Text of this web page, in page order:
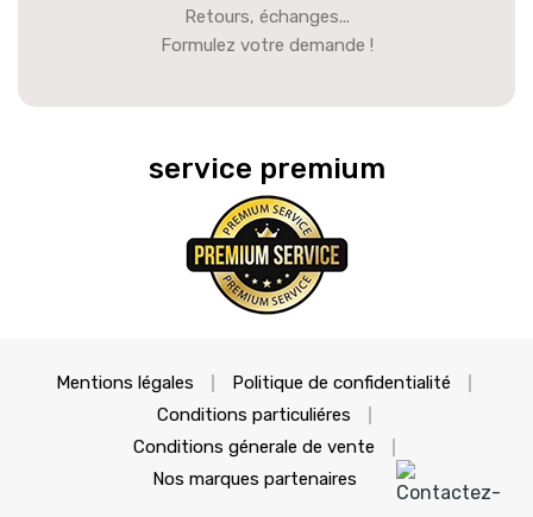
Retours, échanges...
Formulez votre demande !
service premium
Mentions légales
Politique de confidentialité
Conditions particuliéres
Conditions génerale de vente
Nos marques partenaires